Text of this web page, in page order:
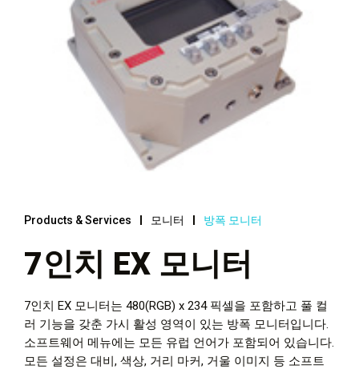
Products & Services 모니터 방폭 모니터
7인치 EX 모니터
7인치 EX 모니터는 480(RGB) x 234 픽셀을 포함하고 풀 컬
러 기능을 갖춘 가시 활성 영역이 있는 방폭 모니터입니다.
소프트웨어 메뉴에는 모든 유럽 언어가 포함되어 있습니다.
모든 설정은 대비, 색상, 거리 마커, 거울 이미지 등 소프트